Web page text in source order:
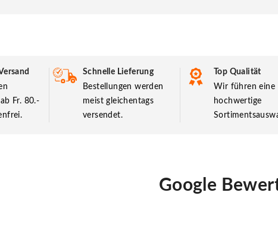
Fr. 80.-
Schnelle Lieferung
Bestellungen werden
meist gleichentags
versendet.
Top Qualität
Wir führen eine
hochwertige
Google